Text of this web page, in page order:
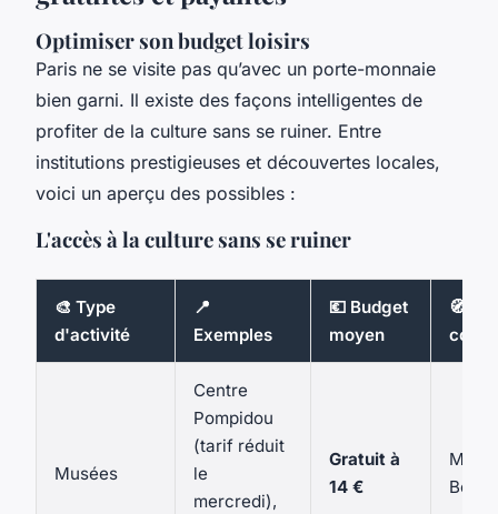
Optimiser son budget loisirs
Paris ne se visite pas qu’avec un porte-monnaie
bien garni. Il existe des façons intelligentes de
profiter de la culture sans se ruiner. Entre
institutions prestigieuses et découvertes locales,
voici un aperçu des possibles :
L'accès à la culture sans se ruiner
🎨 Type
d'activité
📍
Exemples
💶 Budget
moyen
🧭
Musées
Centre
Pompidou
(tarif réduit
le
mercredi),
Gratuit à
14 €